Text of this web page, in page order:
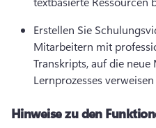
Erstellen Sie
Mitarbeitern mit
Transkripts, auf die
Lernprozesses
Hinweise zu den